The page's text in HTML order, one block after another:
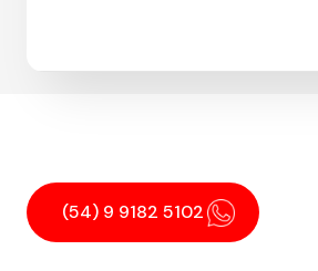
(54) 9 9182 5102